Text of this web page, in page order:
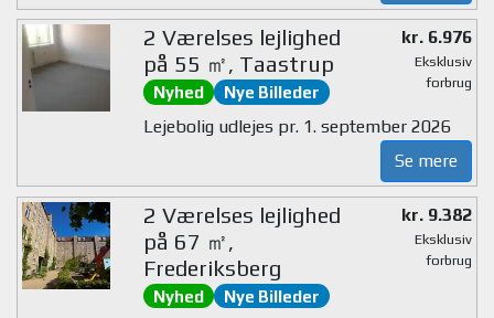
2 Værelses lejlighed
på 55 ㎡, Taastrup
Nyhed Nye Billeder
kr. 6.976
Eksklusiv
forbrug
Lejebolig udlejes pr. 1. september 2026
Se mere
2 Værelses lejlighed
på 67 ㎡,
Frederiksberg
Nyhed Nye Billeder
kr. 9.382
Eksklusiv
forbrug